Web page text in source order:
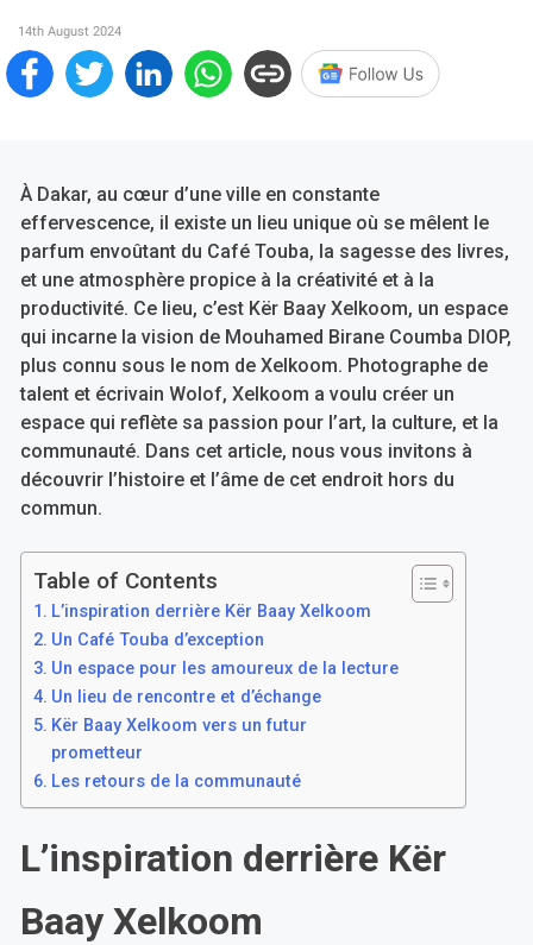
14th August 2024
À Dakar, au cœur d’une ville en constante
effervescence, il existe un lieu unique où se mêlent le
parfum envoûtant du Café Touba, la sagesse des livres,
et une atmosphère propice à la créativité et à la
productivité. Ce lieu, c’est Kër Baay Xelkoom, un espace
qui incarne la vision de Mouhamed Birane Coumba DIOP,
plus connu sous le nom de Xelkoom. Photographe de
talent et écrivain Wolof, Xelkoom a voulu créer un
espace qui reflète sa passion pour l’art, la culture, et la
communauté. Dans cet article, nous vous invitons à
découvrir l’histoire et l’âme de cet endroit hors du
commun.
Table of Contents
L’inspiration derrière Kër Baay Xelkoom
Un Café Touba d’exception
Un espace pour les amoureux de la lecture
Un lieu de rencontre et d’échange
Kër Baay Xelkoom vers un futur
prometteur
Les retours de la communauté
L’inspiration derrière Kër
Baay Xelkoom